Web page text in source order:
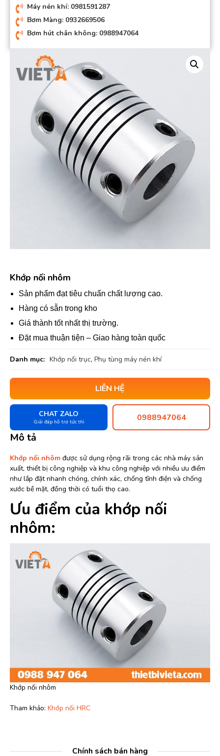
Máy nén khí: 0981591287
Bơm Màng: 0932669506
Bơm hút chân không: 0988947064
Khớp nối nhôm
Sản phẩm đạt tiêu chuẩn chất lượng cao.
Hàng có sẵn trong kho
Giá thành tốt nhất thị trường.
Đặt mua thuận tiện – Giao hàng toàn quốc
Danh mục: Khớp nối trục, Phụ tùng máy nén khí
LIÊN HỆ
CHAT ZALO
Giải đáp hỗ trợ tức thì 0988947064
Mô tả
Khớp nối nhôm được sử dụng rộng rãi trong các nhà máy sản
xuất, thiết bị công nghiệp và khu công nghiệp với nhiều ưu điểm
như lắp đặt nhanh chóng, chính xác, chống tĩnh điện và chống
xước bề mặt, đồng thời có tuổi thọ cao.
Ưu điểm của khớp nối
nhôm:
Khớp nối nhôm
Tham khảo: Khớp nối HRC
Chính sách bán hàng